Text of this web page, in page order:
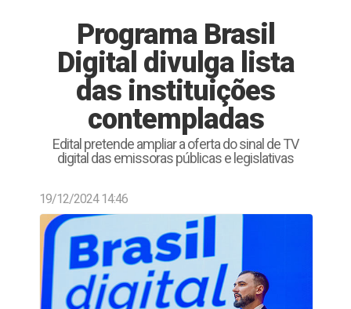
Programa Brasil
Digital divulga lista
das instituições
contempladas
Edital pretende ampliar a oferta do sinal de TV
digital das emissoras públicas e legislativas
19/12/2024 14:46